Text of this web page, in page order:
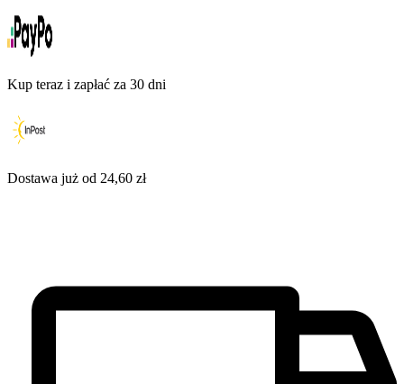
Kup teraz i zapłać za 30 dni
Dostawa już od 24,60 zł